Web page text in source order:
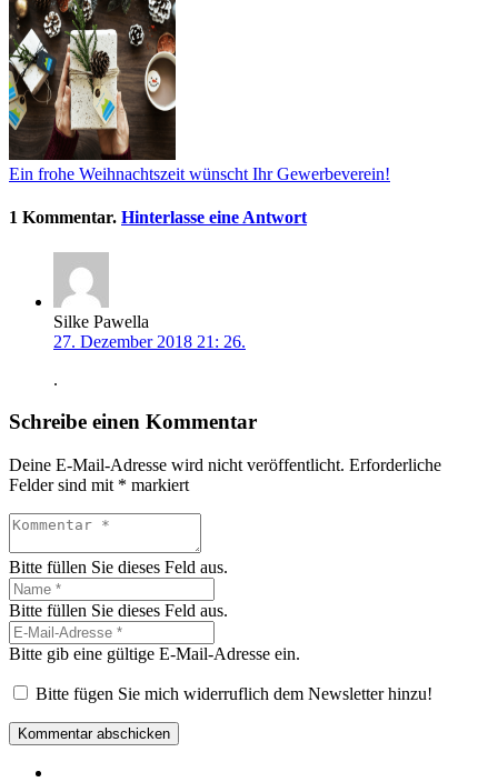
Ein frohe Weihnachtszeit wünscht Ihr Gewerbeverein!
1 Kommentar. Hinterlasse eine Antwort
Silke Pawella
27. Dezember 2018 21: 26.
.
Schreibe einen Kommentar
Deine E-Mail-Adresse wird nicht veröffentlicht. Erforderliche
Felder sind mit * markiert
Bitte füllen Sie dieses Feld aus.
Bitte füllen Sie dieses Feld aus.
Bitte gib eine gültige E-Mail-Adresse ein.
Bitte fügen Sie mich widerruflich dem Newsletter hinzu!
Kommentar abschicken